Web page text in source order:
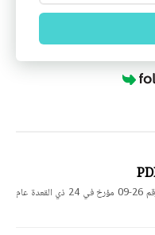
قانون رقم 26-09 يتضمن قانون المرور PDF قانون رقم 26-09 مؤرخ في 24 ذي القعدة عام